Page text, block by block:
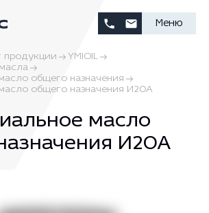
Меню
продукции
YMIOIL
общего назначения
общего назначения И20А
масло
И20А